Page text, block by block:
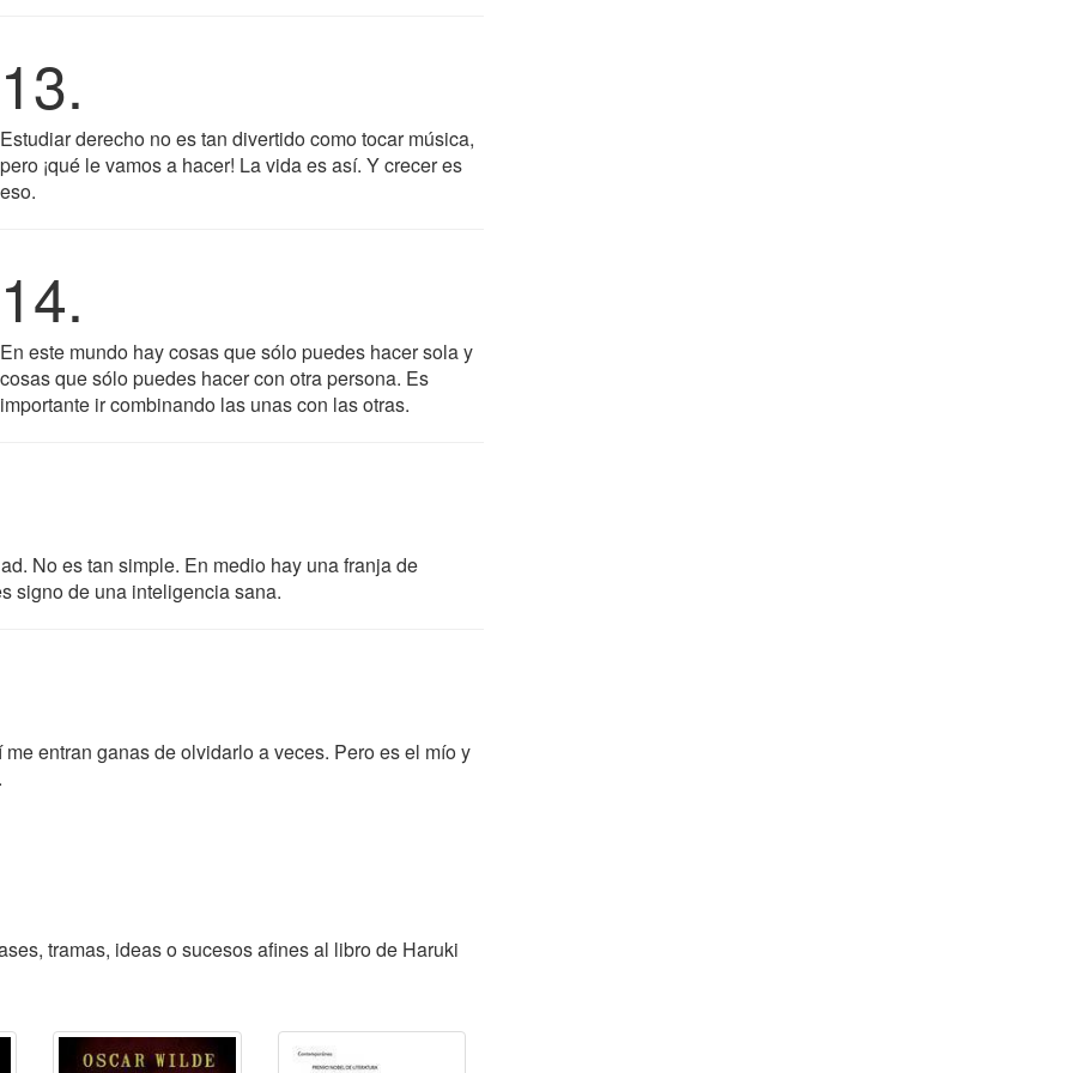
13.
Estudiar derecho no es tan divertido como tocar música,
pero ¡qué le vamos a hacer! La vida es así. Y crecer es
eso.
14.
En este mundo hay cosas que sólo puedes hacer sola y
cosas que sólo puedes hacer con otra persona. Es
importante ir combinando las unas con las otras.
No es tan simple. En medio hay una franja de
signo de una inteligencia sana.
entran ganas de olvidarlo a veces. Pero es el mío y
tramas, ideas o sucesos afines al libro de Haruki